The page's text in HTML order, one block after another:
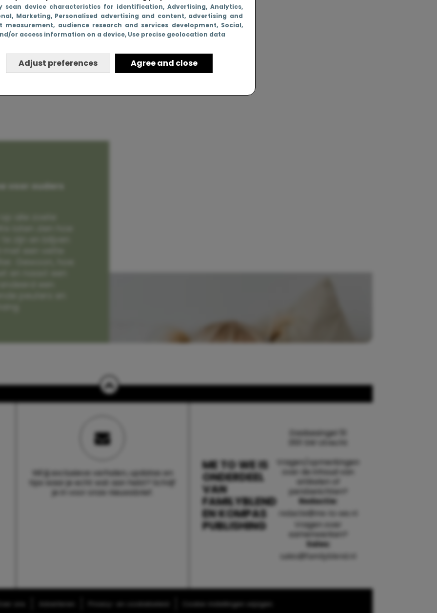
scan device characteristics for identification, Advertising, Analytics,
, Marketing, Personalised advertising and content, advertising and
measurement, audience research and services development, Social,
or access information on a device, Use precise geolocation data
Adjust preferences Agree and close
moet
van
voor ouders
Wil jij exclusieve verhalen, updates en
tips waar je echt wat aan hebt? Schrijf
je in voor onze nieuwsbrief.
ME TO WE IS
ONDERDEEL
VAN
FAMILYBLEND
EN KOMPAS
PUBLISHING
Daalsesingel 51
3511 SW Utrecht
Vragen/opmerkingen
over de inhoud van
artikelen of
persberichten?
Redactie:
redactie@me-to-we.nl
Vragen over
samenwerken?
Sales:
sales@familyblend.nl
Cookie-instellingen wijzigen